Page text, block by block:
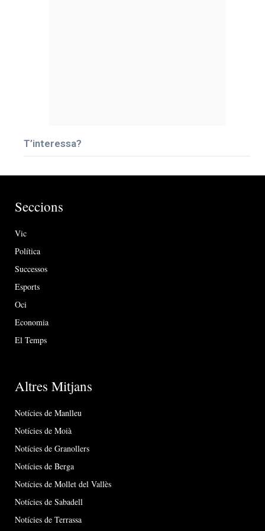
T’interessa?
Seccions
Vic
Política
Successos
Esports
Oci
Economia
El Temps
Altres Mitjans
Notícies de Manlleu
Notícies de Moià
Notícies de Granollers
Notícies de Berga
Notícies de Mollet del Vallès
Notícies de Sabadell
Notícies de Terrassa